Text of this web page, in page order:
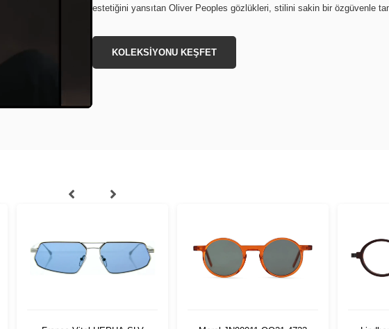
estetiğini yansıtan Oliver Peoples gözlükleri, stilini sakin bir özgüvenle
KOLEKSİYONU KEŞFET